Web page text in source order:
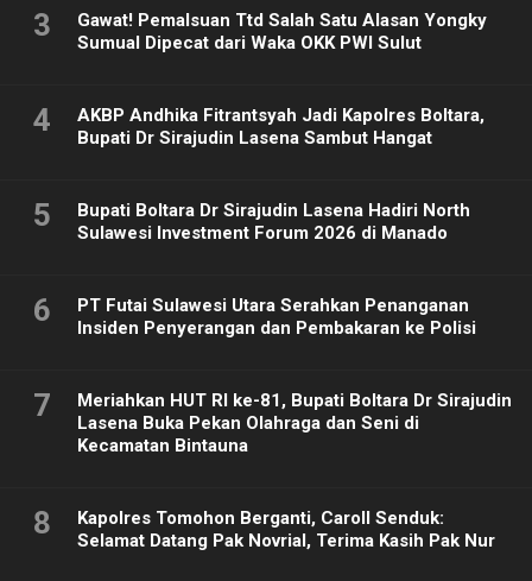
3
Gawat! Pemalsuan Ttd Salah Satu Alasan Yongky
Sumual Dipecat dari Waka OKK PWI Sulut
4
AKBP Andhika Fitrantsyah Jadi Kapolres Boltara,
Bupati Dr Sirajudin Lasena Sambut Hangat
5
Bupati Boltara Dr Sirajudin Lasena Hadiri North
Sulawesi Investment Forum 2026 di Manado
6
PT Futai Sulawesi Utara Serahkan Penanganan
Insiden Penyerangan dan Pembakaran ke Polisi
7
Meriahkan HUT RI ke-81, Bupati Boltara Dr Sirajudin
Lasena Buka Pekan Olahraga dan Seni di
Kecamatan Bintauna
8
Kapolres Tomohon Berganti, Caroll Senduk:
Selamat Datang Pak Novrial, Terima Kasih Pak Nur